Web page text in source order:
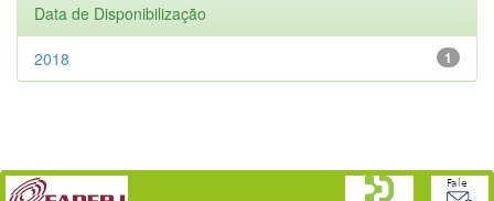
Data de Disponibilização
1
2018